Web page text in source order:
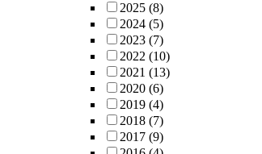
2025 (8)
2024 (5)
2023 (7)
2022 (10)
2021 (13)
2020 (6)
2019 (4)
2018 (7)
2017 (9)